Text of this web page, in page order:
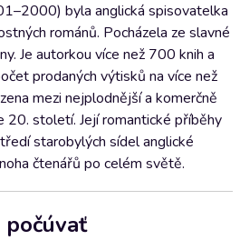
byla anglická spisovatelka
románů. Pocházela ze slavné
Je autorkou více než 700 knih a
prodaných výtisků na více než
mezi nejplodnější a komerčně
století. Její romantické příběhy
starobylých sídel anglické
čtenářů po celém světě.